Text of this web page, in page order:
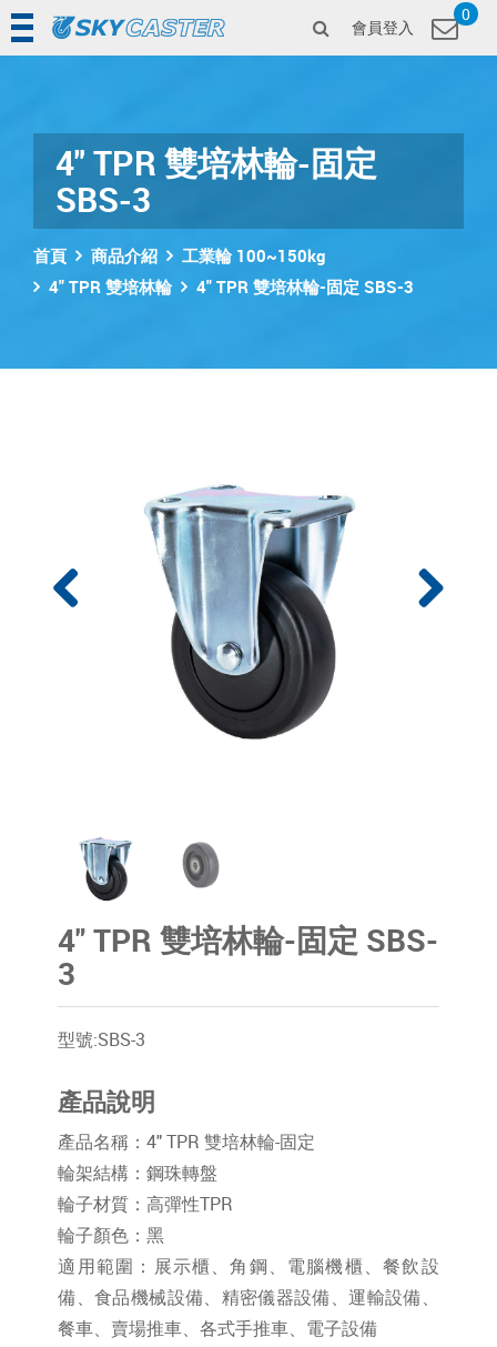
0
會員登入
4" TPR 雙培林輪-固定
SBS-3
首頁 商品介紹
工業輪 100~150kg
4" TPR 雙培林輪
4" TPR 雙培林輪-固定 SBS-3
4" TPR 雙培林輪-固定 SBS-
3
型號:SBS-3
產品說明
產品名稱：4" TPR 雙培林輪-固定
輪架結構：鋼珠轉盤
輪子材質：高彈性TPR
輪子顏色：黑
適用範圍：展示櫃、角鋼、電腦機櫃、餐飲設
備、食品機械設備、精密儀器設備、運輸設備、
餐車、賣場推車、各式手推車、電子設備